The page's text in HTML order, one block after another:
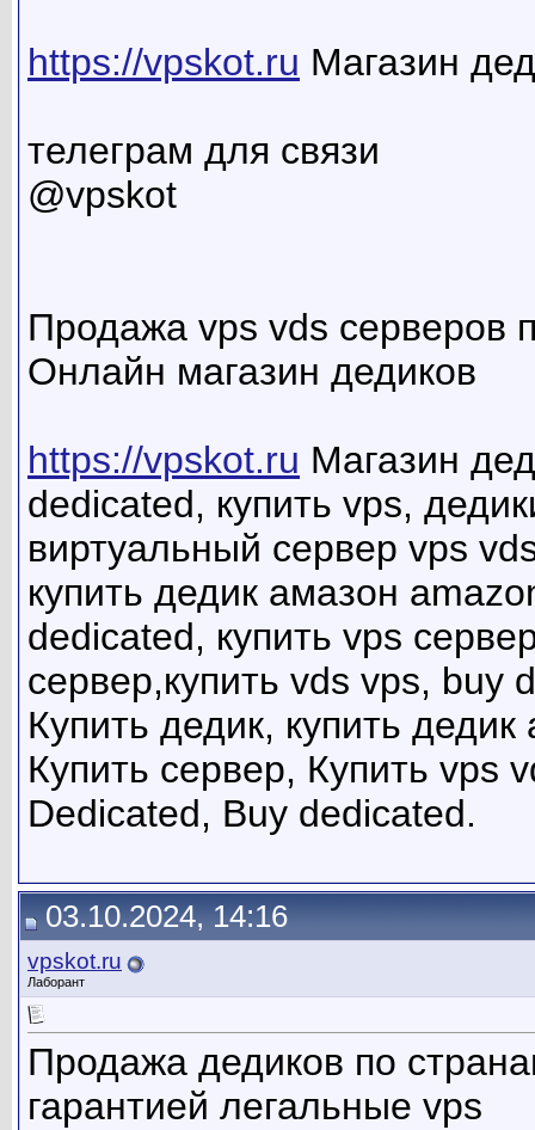
https://vpskot.ru Магазин
телеграм для связи
@vpskot
Продажа vps vds серверов
Онлайн магазин дедиков
https://vpskot.ru Магазин
dedicated, купить vps,
виртуальный сервер vps
купить дедик амазон
dedicated, купить vps
сервер,купить vds vps,
Купить дедик, купить
Купить сервер, Купить vps
Dedicated, Buy dedicated.
03.10.2024, 14:16
vpskot.ru
Лаборант
Продажа дедиков по
гарантией легальные vps